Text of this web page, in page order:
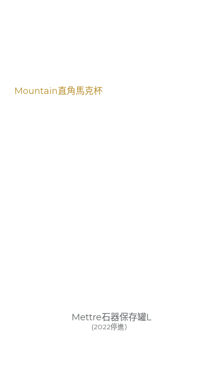
Mountain直角馬克杯
Mettre石器保存罐L
(2022停進）